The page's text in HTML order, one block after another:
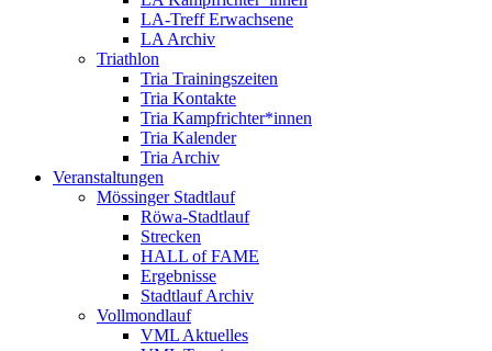
LA-Treff Erwachsene
LA Archiv
Triathlon
Tria Trainingszeiten
Tria Kontakte
Tria Kampfrichter*innen
Tria Kalender
Tria Archiv
Veranstaltungen
Mössinger Stadtlauf
Röwa-Stadtlauf
Strecken
HALL of FAME
Ergebnisse
Stadtlauf Archiv
Vollmondlauf
VML Aktuelles